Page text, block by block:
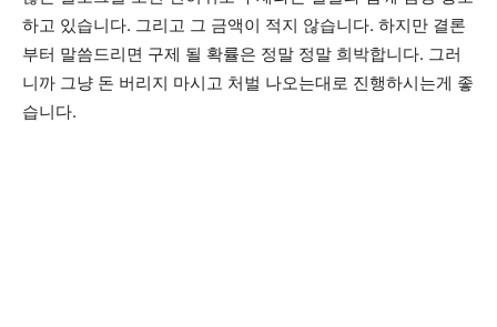
하고 있습니다. 그리고 그 금액이 적지 않습니다. 하지만 결론
부터 말씀드리면 구제 될 확률은 정말 정말 희박합니다. 그러
니까 그냥 돈 버리지 마시고 처벌 나오는대로 진행하시는게 좋
습니다.